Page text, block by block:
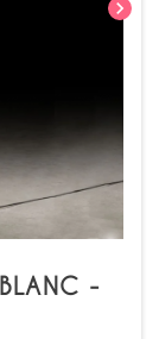
chevron_right
-